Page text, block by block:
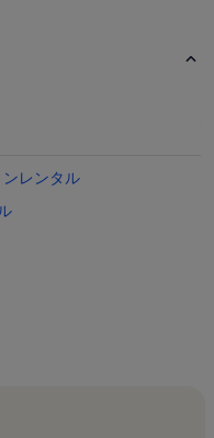
レンタル